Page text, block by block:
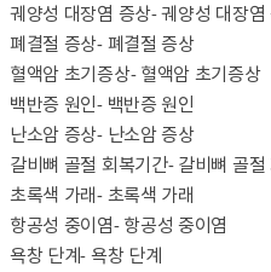
궤양성 대장염 증상- 궤양성 대장염
폐결절 증상- 폐결절 증상
혈액암 초기증상- 혈액암 초기증상
백반증 원인- 백반증 원인
난소암 증상- 난소암 증상
갈비뼈 골절 회복기간- 갈비뼈 골절
초록색 가래- 초록색 가래
항공성 중이염- 항공성 중이염
욕창 단계- 욕창 단계